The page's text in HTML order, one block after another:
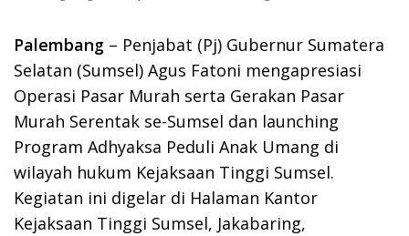
Palembang – Penjabat (Pj) Gubernur Sumatera
Selatan (Sumsel) Agus Fatoni mengapresiasi
Operasi Pasar Murah serta Gerakan Pasar
Murah Serentak se-Sumsel dan launching
Program Adhyaksa Peduli Anak Umang di
wilayah hukum Kejaksaan Tinggi Sumsel.
Kegiatan ini digelar di Halaman Kantor
Kejaksaan Tinggi Sumsel, Jakabaring,